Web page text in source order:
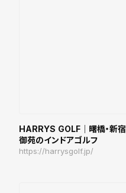
HARRYS GOLF｜曙橋・新宿
御苑のインドアゴルフ
https://harrysgolf.jp/